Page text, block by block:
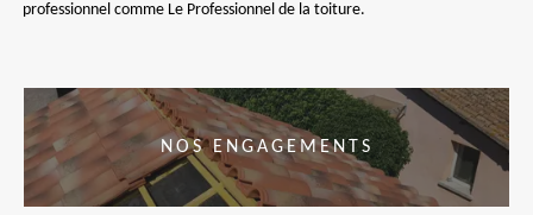
professionnel comme Le Professionnel de la toiture.
NOS ENGAGEMENTS